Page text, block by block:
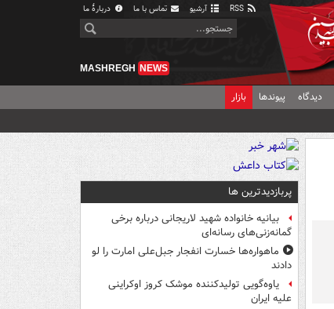
آرشیو تماس با ما دربارهٔ ما
MASHREGH NEWS
دیدگاه پیوندها بازار
پربازدیدترین ها
بیانیه خانواده شهید لاریجانی درباره برخی
گمانه‌زنی‌های رسانه‌ای
ماهواره‌ها خسارت انفجار جبل‌علی امارت را لو
دادند
یاوه‌گویی تولیدکننده موشک کروز اوکراینی
علیه ایران